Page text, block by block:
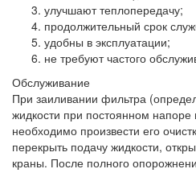
улучшают теплопередачу;
продолжительный срок
удобны в эксплуатации;
не требуют частого
Обслуживание
При заиливании фильтра
жидкости при постоянном напоре
необходимо произвести его
перекрыть подачу жидкости,
краны. После полного